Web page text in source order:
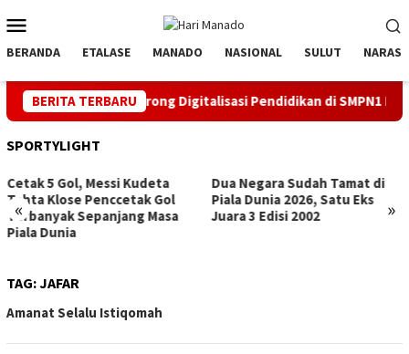
ke
kontenMobile
BERANDA ETALASE MANADO NASIONAL SULUT NARASI
BERITA TERBARU
ke 81 RI, PLN Dorong Digitalisasi Pendidikan di SMPN1 Palu
SPORTYLIGHT
« »
Dua Negara Sudah Tamat di
Piala Dunia 2026, Satu Eks
Juara 3 Edisi 2002
Hattrick, Messi Top Score
(Sementara) Pildun
TAG:JAFAR
Amanat Selalu Istiqomah